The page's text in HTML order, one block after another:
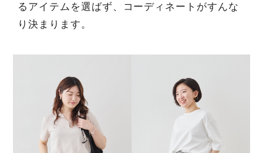
るアイテムを選ばず、コーディネートがすんな
り決まります。